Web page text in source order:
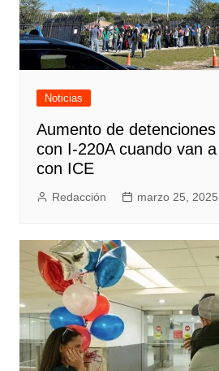
Noticias
Aumento de
con I-220A cuando van
con ICE
Redacción marzo 25, 2025